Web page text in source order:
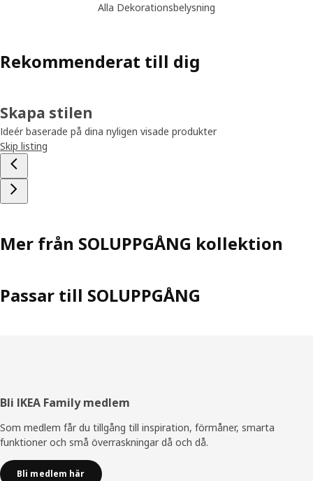
Alla Dekorationsbelysning
Rekommenderat till dig
Skapa stilen
Ideér baserade på dina nyligen visade produkter
Skip listing
Mer från SOLUPPGÅNG kollektion
Passar till SOLUPPGÅNG
Sidfot
Bli IKEA Family medlem
Som medlem får du tillgång till inspiration, förmåner, smarta
funktioner och små överraskningar då och då.
Bli medlem här